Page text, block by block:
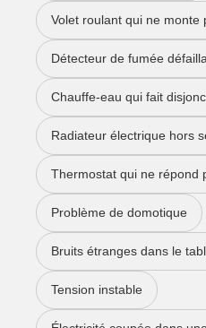
Volet roulant qui ne monte
Détecteur de fumée
Chauffe-eau qui fait
Radiateur électrique hors
Thermostat qui ne répond
Problème de domotique
Bruits étranges dans le
Tension instable